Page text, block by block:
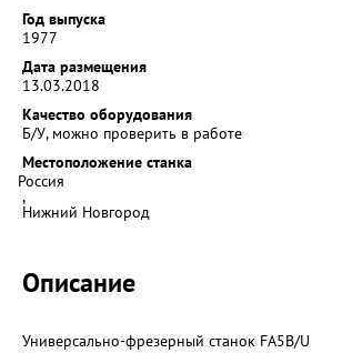
Год выпуска
1977
Дата размещения
13.03.2018
Качество оборудования
Б/У, можно проверить в работе
Местоположение станка
Россия
,
Нижний Новгород
Описание
Универсально-фрезерный станок FA5B/U